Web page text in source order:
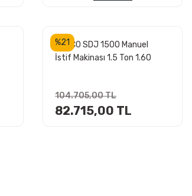
%21
JETCO SDJ 1500 Manuel
İstif Makinası 1.5 Ton 1.60
104.705,00 TL
82.715,00 TL